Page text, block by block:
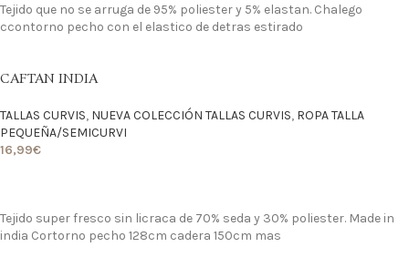
Tejido que no se arruga de 95% poliester y 5% elastan. Chalego
ccontorno pecho con el elastico de detras estirado
CAFTAN INDIA
TALLAS CURVIS, NUEVA COLECCIÓN TALLAS CURVIS, ROPA TALLA
PEQUEÑA/SEMICURVI
16,99€
Tejido super fresco sin licraca de 70% seda y 30% poliester. Made in
india Cortorno pecho 128cm cadera 150cm mas